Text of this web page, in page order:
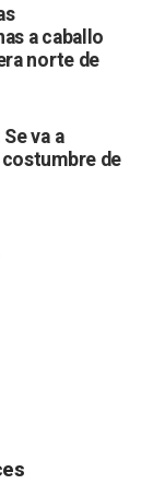
a caballo
norte de
va a
costumbre de